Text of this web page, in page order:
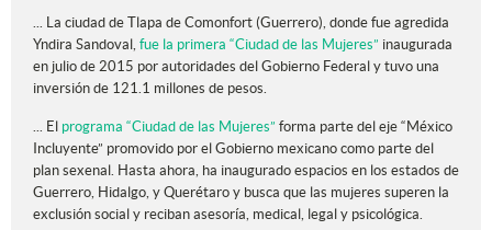
... La ciudad de Tlapa de Comonfort (Guerrero), donde fue agredida
Yndira Sandoval, fue la primera “Ciudad de las Mujeres” inaugurada
en julio de 2015 por autoridades del Gobierno Federal y tuvo una
inversión de 121.1 millones de pesos.
... El programa “Ciudad de las Mujeres” forma parte del eje “México
Incluyente” promovido por el Gobierno mexicano como parte del
plan sexenal. Hasta ahora, ha inaugurado espacios en los estados de
Guerrero, Hidalgo, y Querétaro y busca que las mujeres superen la
exclusión social y reciban asesoría, medical, legal y psicológica.